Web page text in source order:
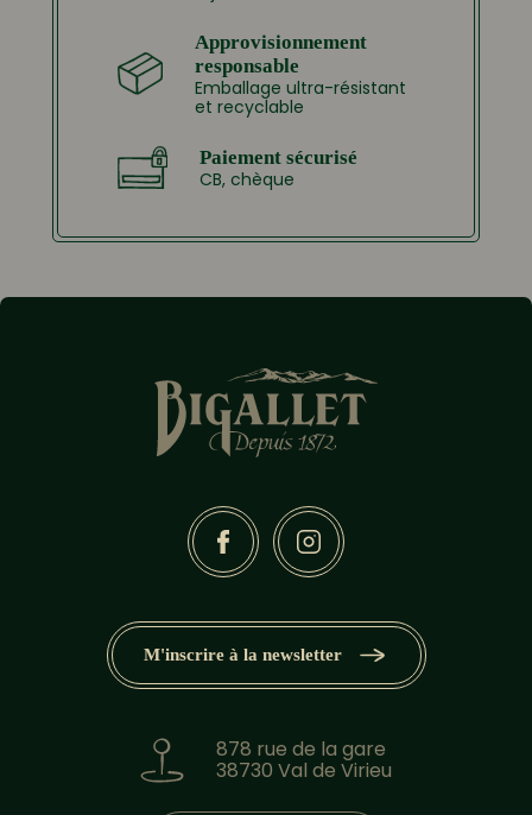
Approvisionnement
responsable
Emballage ultra-résistant
et recyclable
Paiement sécurisé
CB, chèque
878 rue de la gare
38730 Val de Virieu
M'inscrire à la newsletter